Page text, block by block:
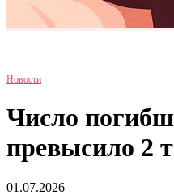
Новости
Число
превысило 2
01.07.2026